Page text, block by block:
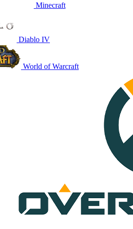
Minecraft
Diablo IV
World of Warcraft